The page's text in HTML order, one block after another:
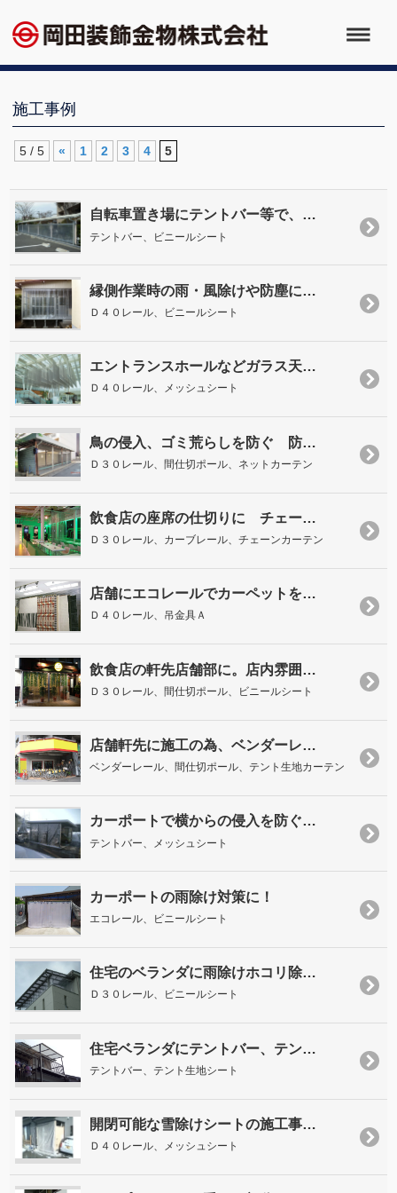
施工事例
5 / 5 « 1 2 3 4 5
自転車置き場にテントバー等で、…
テントバー、ビニールシート
縁側作業時の雨・風除けや防塵に…
Ｄ４０レール、ビニールシート
エントランスホールなどガラス天…
Ｄ４０レール、メッシュシート
鳥の侵入、ゴミ荒らしを防ぐ 防…
Ｄ３０レール、間仕切ポール、ネットカーテン
飲食店の座席の仕切りに チェー…
Ｄ３０レール、カーブレール、チェーンカーテン
店舗にエコレールでカーペットを…
Ｄ４０レール、吊金具Ａ
飲食店の軒先店舗部に。店内雰囲…
Ｄ３０レール、間仕切ポール、ビニールシート
店舗軒先に施工の為、ベンダーレ…
ベンダーレール、間仕切ポール、テント生地カーテン
カーポートで横からの侵入を防ぐ…
テントバー、メッシュシート
カーポートの雨除け対策に！
エコレール、ビニールシート
住宅のベランダに雨除けホコリ除…
Ｄ３０レール、ビニールシート
住宅ベランダにテントバー、テン…
テントバー、テント生地シート
開閉可能な雪除けシートの施工事…
Ｄ４０レール、メッシュシート